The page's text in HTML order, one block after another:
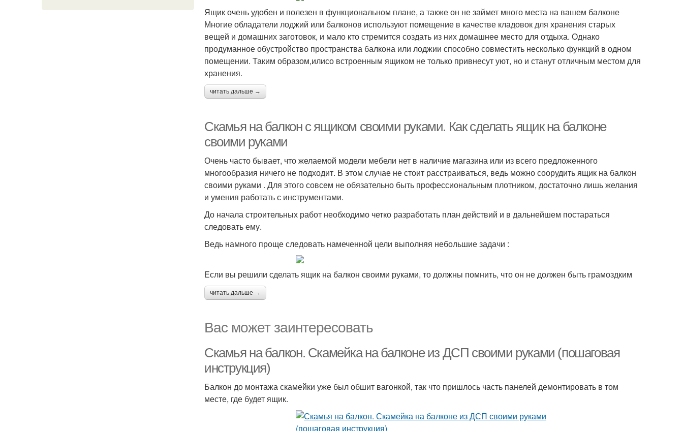
Ящик очень удобен и полезен в функциональном плане, а также он не займет много места на вашем балконе
Многие обладатели лоджий или балконов используют помещение в качестве кладовок для хранения старых
вещей и домашних заготовок, и мало кто стремится создать из них домашнее место для отдыха. Однако
продуманное обустройство пространства балкона или лоджии способно совместить несколько функций в одном
помещении. Таким образом,илисо встроенным ящиком не только привнесут уют, но и станут отличным местом для
хранения.
читать дальше →
Скамья на балкон с ящиком своими руками. Как сделать ящик на балконе
своими руками
Очень часто бывает, что желаемой модели мебели нет в наличие магазина или из всего предложенного
многообразия ничего не подходит. В этом случае не стоит расстраиваться, ведь можно соорудить ящик на балкон
своими руками . Для этого совсем не обязательно быть профессиональным плотником, достаточно лишь желания
и умения работать с инструментами.
До начала строительных работ необходимо четко разработать план действий и в дальнейшем постараться
следовать ему.
Ведь намного проще следовать намеченной цели выполняя небольшие задачи :
Если вы решили сделать ящик на балкон своими руками, то должны помнить, что он не должен быть грамоздким
читать дальше →
Вас может заинтересовать
Скамья на балкон. Скамейка на балконе из ДСП своими руками (пошаговая
инструкция)
Балкон до монтажа скамейки уже был обшит вагонкой, так что пришлось часть панелей демонтировать в том
месте, где будет ящик.